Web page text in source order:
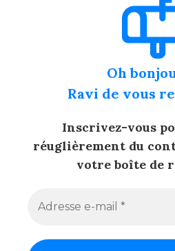
Oh
Ravi de vous
Inscrivez-vous
réuglièrement du
votre boîte de